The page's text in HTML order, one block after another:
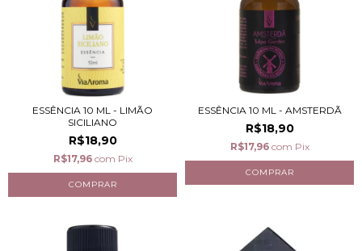
ESSÊNCIA 10 ML - LIMÃO
SICILIANO
R$18,90
R$17,96 com Pix
ESSÊNCIA 10 ML - AMSTERDÃ
R$18,90
R$17,96 com Pix